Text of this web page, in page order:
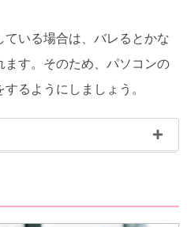
ている場合は、バレるとかな
ます。そのため、パソコンの
るようにしましょう。